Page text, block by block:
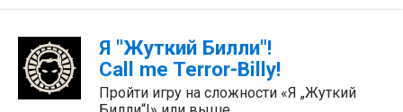
Я "Жуткий Билли"!
Call me Terror-Billy!
Пройти игру на сложности «Я „Жуткий